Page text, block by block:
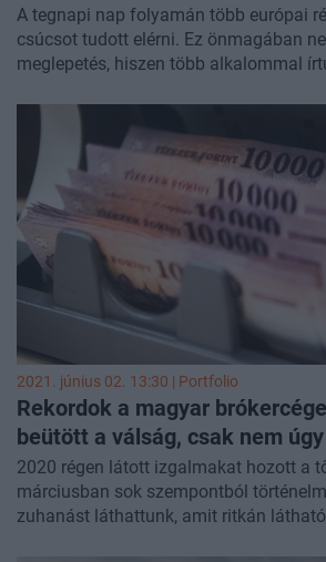
A tegnapi nap folyamán több európai
csúcsot tudott elérni. Ez önmagában
meglepetés, hiszen több alkalommal
Mégis, ha a technikai elemzést nézzük,
kissé enerváltnak tűnnek az itteni
mostanra mintha az afterparty, sőt
ténfergés látszik átvenni. Az utóbbi
momentum és nagy intézményi
mögött. Kitörés helyett lassú felfelé
legtöbb tőzsdén. Emiatt egyre inkább
2021. június 02. 13:30 | Portfolio
Rekordok a magyar
beütött a válság, csak nem úgy
2020 régen látott izgalmakat hozott a
márciusban sok szempontból
zuhanást láthattunk, amit ritkán